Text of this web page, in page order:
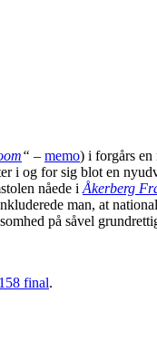
“ – memo) i forgårs en
for sig blot en
nåede i Åkerberg
man, at
på såvel
final.